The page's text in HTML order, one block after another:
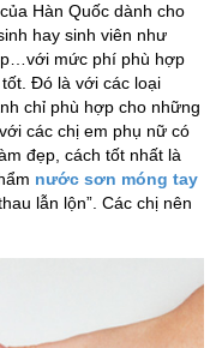
Hàn Quốc dành cho
hay sinh viên như
mức phí phù hợp
Đó là với các loại
chỉ phù hợp cho những
các chị em phụ nữ có
đẹp, cách tốt nhất là
nước sơn móng tay
lẫn lộn”. Các chị nên